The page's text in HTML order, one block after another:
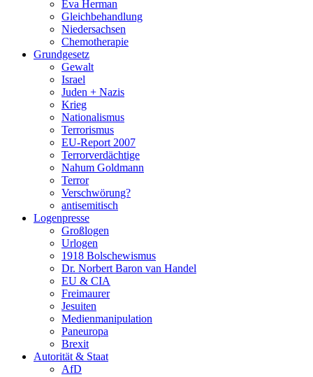
Eva Herman
Gleichbehandlung
Niedersachsen
Chemotherapie
Grundgesetz
Gewalt
Israel
Juden + Nazis
Krieg
Nationalismus
Terrorismus
EU-Report 2007
Terrorverdächtige
Nahum Goldmann
Terror
Verschwörung?
antisemitisch
Logenpresse
Großlogen
Urlogen
1918 Bolschewismus
Dr. Norbert Baron van Handel
EU & CIA
Freimaurer
Jesuiten
Medienmanipulation
Paneuropa
Brexit
Autorität & Staat
AfD